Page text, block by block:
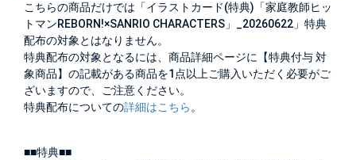
こちらの商品だけでは「イラストカード(特典)「家庭教師ヒッ
トマンREBORN!×SANRIO CHARACTERS」_20260622」特典
配布の対象とはなりません。
特典配布の対象となるには、商品詳細ページに【特典付与 対
象商品】の記載がある商品を1点以上ご購入いただく必要がご
ざいますので、ご注意ください。
特典配布についての詳細はこちら 。
■■特典■■